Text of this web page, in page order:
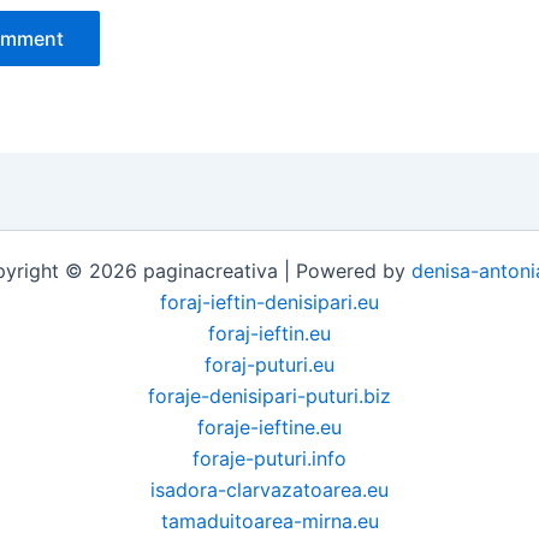
© 2026 paginacreativa | Powered by denisa-
foraj-ieftin-denisipari.eu
foraj-ieftin.eu
foraj-puturi.eu
foraje-denisipari-puturi.biz
foraje-ieftine.eu
foraje-puturi.info
isadora-clarvazatoarea.eu
tamaduitoarea-mirna.eu